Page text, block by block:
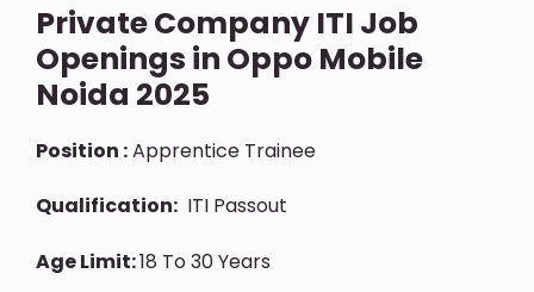
Private Company ITI Job
Openings in Oppo Mobile
Noida 2025
Position :Apprentice Trainee
Qualification: ITI Passout
Age Limit:18 To 30 Years